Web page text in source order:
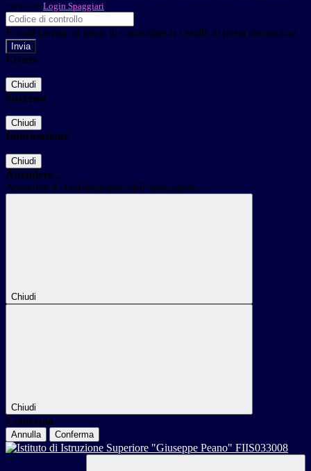
tramite la Login Spaggiari
E-mail inviata, si prega di controllare la casella di posta elettronica!
Errore
Chiudi
Successo
Chiudi
Informazione
Chiudi
Attendere...
Attendere il completamento dell'operazione...
Chiudi
Chiudi
Conferma
Annulla Conferma